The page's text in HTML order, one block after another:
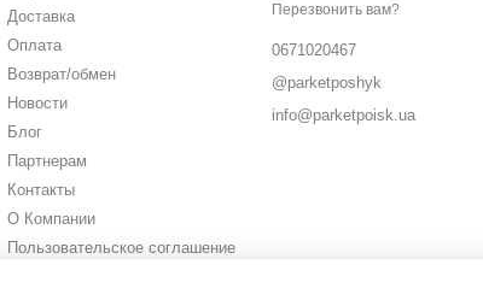
Доставка
Оплата
Возврат/обмен
Новости
Блог
Партнерам
Контакты
О Компании
Пользовательское соглашение
Перезвонить вам?
0671020467
@parketposhyk
info@parketpoisk.ua